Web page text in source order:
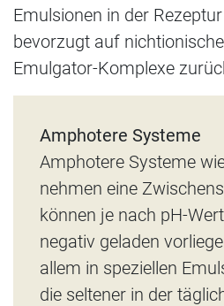
Emulsionen in der
bevorzugt auf
Emulgator-Komplexe
Amphotere Systeme
Amphotere Systeme
nehmen eine
können je nach pH-
negativ geladen
allem in speziellen
die seltener in der